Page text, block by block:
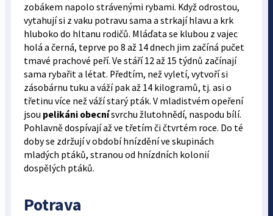
zobákem napolo strávenými rybami. Když odrostou,
vytahují si z vaku potravu sama a strkají hlavu a krk
hluboko do hltanu rodičů. Mláďata se klubou z vajec
holá a černá, teprve po 8 až 14 dnech jim začíná pučet
tmavé prachové peří. Ve stáří 12 až 15 týdnů začínají
sama rybařit a létat. Předtím, než vyletí, vytvoří si
zásobárnu tuku a váží pak až 14 kilogramů, tj. asi o
třetinu více než váží starý pták. V mladistvém opeření
jsou pelikáni obecnísvrchu žlutohnědí, naspodu bílí.
Pohlavně dospívají až ve třetím či čtvrtém roce. Do té
doby se zdržují v období hnízdění ve skupinách
mladých ptáků, stranou od hnízdních kolonií
dospělých ptáků.
Potrava